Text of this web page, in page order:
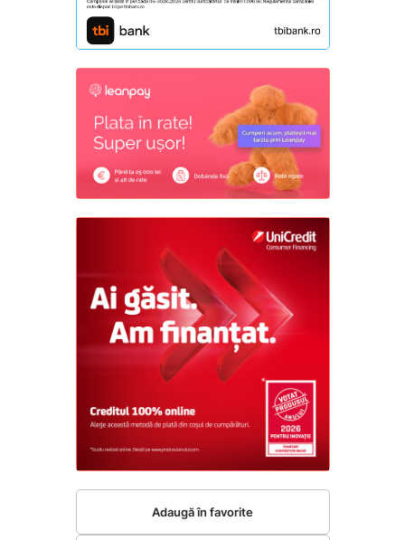
Adaugă în favorite